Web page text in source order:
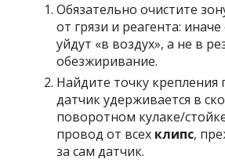
Обязательно очистите
от грязи и реагента:
уйдут «в воздух», а не в
обезжиривание.
Найдите точку
датчик удерживается в
поворотном кулаке/
провод от всех клипс,
за сам датчик.